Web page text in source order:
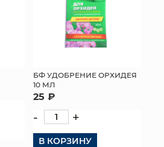
БФ УДОБРЕНИЕ ОРХИДЕЯ
10 МЛ
25 ₽
- +
В КОРЗИНУ